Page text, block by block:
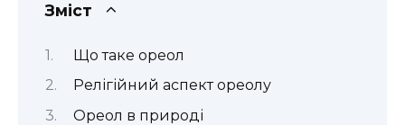
Зміст
Що таке ореол
Релігійний аспект ореолу
Ореол в природі